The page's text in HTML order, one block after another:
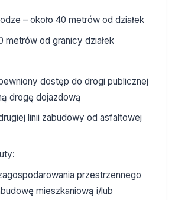
– około 40 metrów od działek
metrów od granicy działek
dostęp do drogi publicznej
drogę dojazdową
linii zabudowy od asfaltowej
przestrzennego
mieszkaniową i/lub